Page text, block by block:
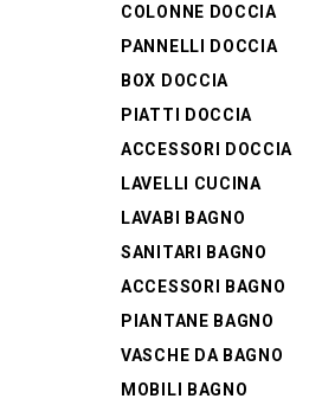
COLONNE DOCCIA
PANNELLI DOCCIA
BOX DOCCIA
PIATTI DOCCIA
ACCESSORI DOCCIA
LAVELLI CUCINA
LAVABI BAGNO
SANITARI BAGNO
ACCESSORI BAGNO
PIANTANE BAGNO
VASCHE DA BAGNO
MOBILI BAGNO